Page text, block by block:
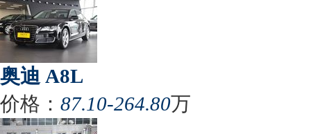
奥迪 A8L
价格： 87.10-264.80万